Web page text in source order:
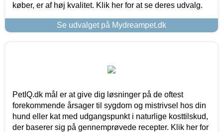
køber, er af høj kvalitet. Klik her for at se deres udvalg.
Se udvalget på Mydreampet.dk
PetIQ.dk mål er at give dig løsninger på de oftest
forekommende årsager til sygdom og mistrivsel hos din
hund eller kat med udgangspunkt i naturlige kosttilskud,
der baserer sig på gennemprøvede recepter. Klik her for